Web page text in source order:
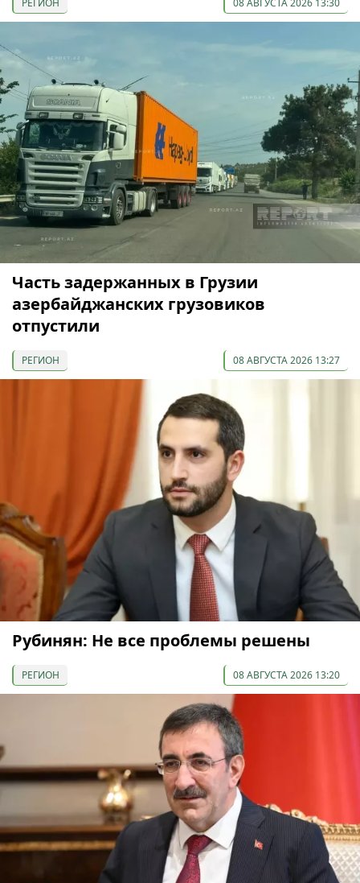
РЕГИОН 08 АВГУСТА 2026 13:30
Часть задержанных в Грузии
азербайджанских грузовиков
отпустили
РЕГИОН 08 АВГУСТА 2026 13:27
Рубинян: Не все проблемы решены
РЕГИОН 08 АВГУСТА 2026 13:20